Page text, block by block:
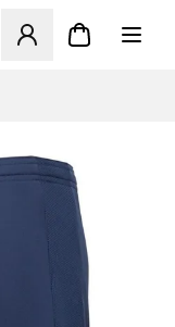
en Modal til at